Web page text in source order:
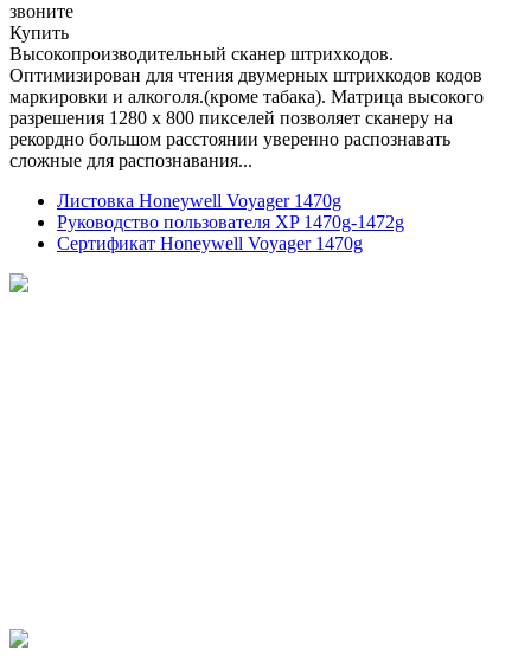
звоните
Купить
Высокопроизводительный сканер штрихкодов.
Оптимизирован для чтения двумерных штрихкодов кодов
маркировки и алкоголя.(кроме табака). Матрица высокого
разрешения 1280 x 800 пикселей позволяет сканеру на
рекордно большом расстоянии уверенно распознавать
сложные для распознавания...
Листовка Honeywell Voyager 1470g
Руководство пользователя XP 1470g-1472g
Сертификат Honeywell Voyager 1470g